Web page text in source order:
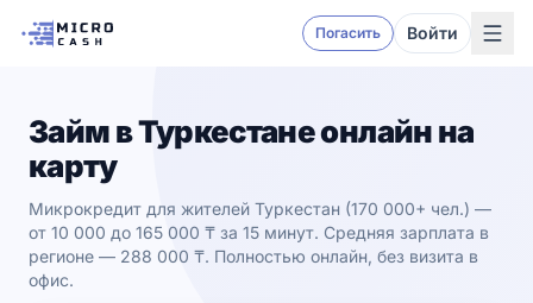
Погасить Войти
Займ в Туркестане онлайн на
карту
Микрокредит для жителей Туркестан (170 000+ чел.) —
от 10 000 до 165 000 ₸ за 15 минут. Средняя зарплата в
регионе — 288 000 ₸. Полностью онлайн, без визита в
офис.